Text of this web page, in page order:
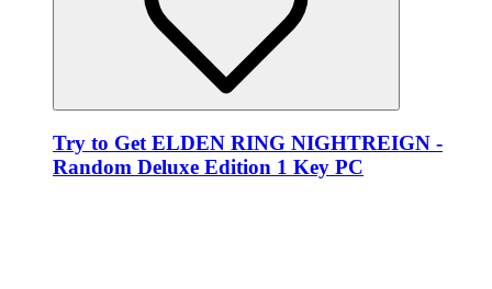
Try to Get ELDEN RING NIGHTREIGN -
Random Deluxe Edition 1 Key PC